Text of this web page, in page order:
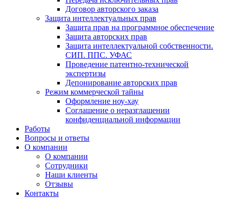
Договор авторского заказа
Защита интеллектуальных прав
Защита прав на программное обеспечение
Защита авторских прав
Защита интеллектуальной собственности.
СИП. ППС. УФАС
Проведение патентно-технической
экспертизы
Депонирование авторских прав
Режим коммерческой тайны
Оформление ноу-хау
Соглашение о неразглашении
конфиденциальной информации
Работы
Вопросы и ответы
О компании
О компании
Сотрудники
Наши клиенты
Отзывы
Контакты